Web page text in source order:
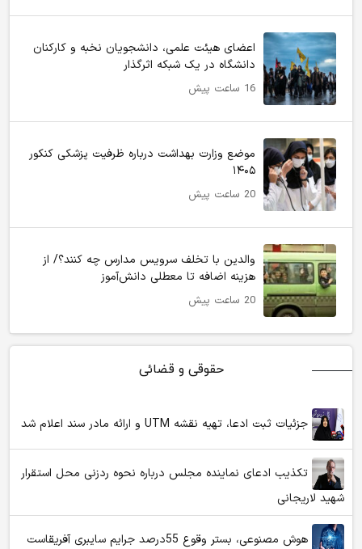
اعضای هیئت علمی، دانشجویان نخبه و کارکنان
دانشگاه در یک شبکه‌ اثرگذار
16 ساعت پیش
موضع وزارت بهداشت درباره ظرفیت پزشکی کنکور
۱۴۰۵
20 ساعت پیش
والدین با تخلف سرویس مدارس چه کنند؟/ از
هزینه اضافه تا معطلی دانش‌آموز
20 ساعت پیش
حقوقی و قضائی
جزئیات ثبت ادعا، تهیه نقشه UTM و ارائه مادر سند اعلام شد
تکذیب ادعای نماینده مجلس درباره نحوه ردزنی محل استقرار
شهید لاریجانی
هوش مصنوعی، بستر وقوع 55درصد جرایم سایبری آفریقاست